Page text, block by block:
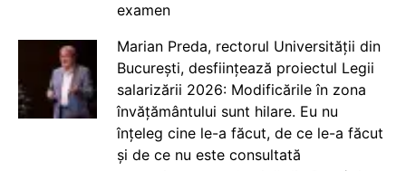
examen
Marian Preda, rectorul Universității din
București, desființează proiectul Legii
salarizării 2026: Modificările în zona
învățământului sunt hilare. Eu nu
înțeleg cine le-a făcut, de ce le-a făcut
și de ce nu este consultată